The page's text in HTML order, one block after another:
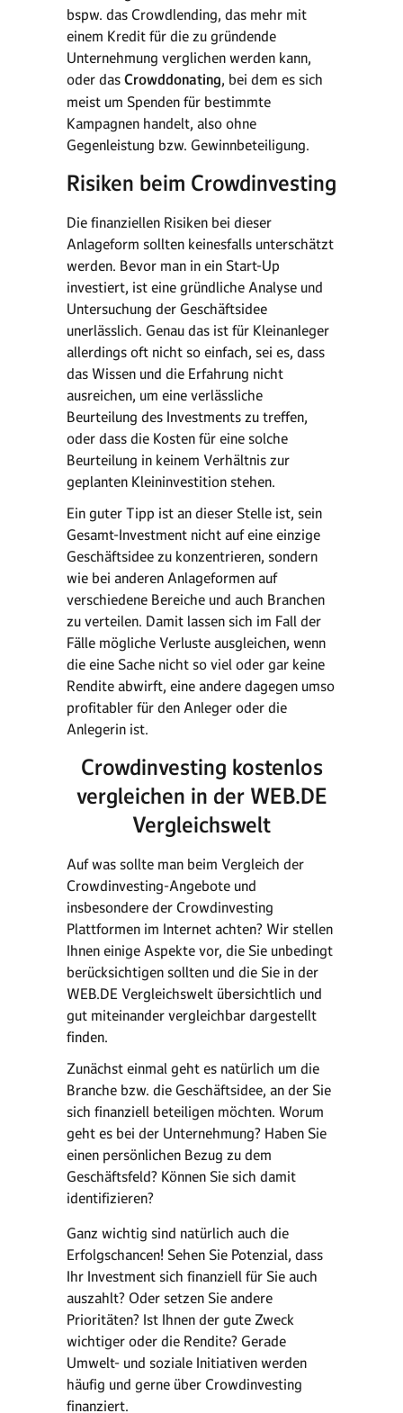
bspw. das Crowdlending, das mehr mit
einem Kredit für die zu gründende
Unternehmung verglichen werden kann,
oder das Crowddonating, bei dem es sich
meist um Spenden für bestimmte
Kampagnen handelt, also ohne
Gegenleistung bzw. Gewinnbeteiligung.
Risiken beim Crowdinvesting
Die finanziellen Risiken bei dieser
Anlageform sollten keinesfalls unterschätzt
werden. Bevor man in ein Start-Up
investiert, ist eine gründliche Analyse und
Untersuchung der Geschäftsidee
unerlässlich. Genau das ist für Kleinanleger
allerdings oft nicht so einfach, sei es, dass
das Wissen und die Erfahrung nicht
ausreichen, um eine verlässliche
Beurteilung des Investments zu treffen,
oder dass die Kosten für eine solche
Beurteilung in keinem Verhältnis zur
geplanten Kleininvestition stehen.
Ein guter Tipp ist an dieser Stelle ist, sein
Gesamt-Investment nicht auf eine einzige
Geschäftsidee zu konzentrieren, sondern
wie bei anderen Anlageformen auf
verschiedene Bereiche und auch Branchen
zu verteilen. Damit lassen sich im Fall der
Fälle mögliche Verluste ausgleichen, wenn
die eine Sache nicht so viel oder gar keine
Rendite abwirft, eine andere dagegen umso
profitabler für den Anleger oder die
Anlegerin ist.
Crowdinvesting kostenlos
vergleichen in der WEB.DE
Vergleichswelt
Auf was sollte man beim Vergleich der
Crowdinvesting-Angebote und
insbesondere der Crowdinvesting
Plattformen im Internet achten? Wir stellen
Ihnen einige Aspekte vor, die Sie unbedingt
berücksichtigen sollten und die Sie in der
WEB.DE Vergleichswelt übersichtlich und
gut miteinander vergleichbar dargestellt
finden.
Zunächst einmal geht es natürlich um die
Branche bzw. die Geschäftsidee, an der Sie
sich finanziell beteiligen möchten. Worum
geht es bei der Unternehmung? Haben Sie
einen persönlichen Bezug zu dem
Geschäftsfeld? Können Sie sich damit
identifizieren?
Ganz wichtig sind natürlich auch die
Erfolgschancen! Sehen Sie Potenzial, dass
Ihr Investment sich finanziell für Sie auch
auszahlt? Oder setzen Sie andere
Prioritäten? Ist Ihnen der gute Zweck
wichtiger oder die Rendite? Gerade
Umwelt- und soziale Initiativen werden
häufig und gerne über Crowdinvesting
finanziert.